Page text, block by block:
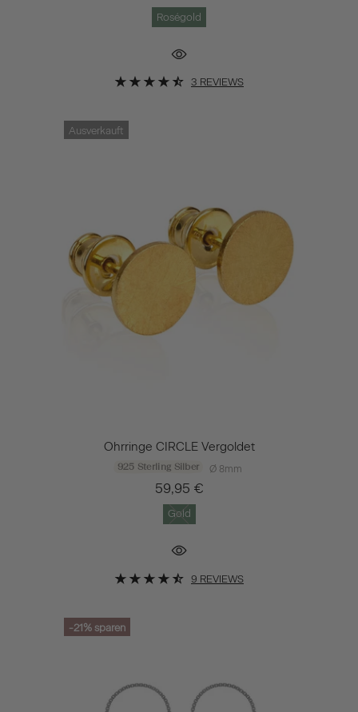
Roségold
3 REVIEWS
Ausverkauft
Ohrringe CIRCLE Vergoldet
925 Sterling Silber Ø 8mm
59,95 €
Gold
9 REVIEWS
-21%